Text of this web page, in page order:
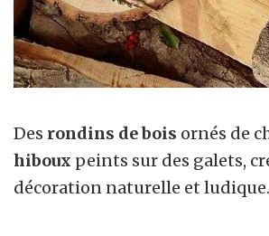
Des rondins de bois ornés de
hiboux peints sur des galets,
décoration naturelle et ludique.